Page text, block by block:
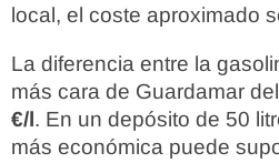
local, el coste aproximado
La diferencia entre la
más cara de Guardamar
€/l. En un depósito de 50
más económica puede